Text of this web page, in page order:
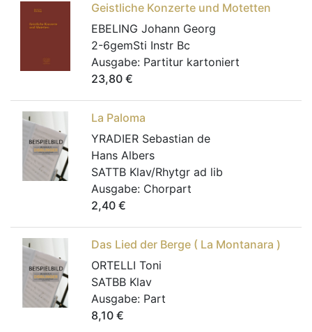
Geistliche Konzerte und Motetten
EBELING Johann Georg
2-6gemSti Instr Bc
Ausgabe: Partitur kartoniert
23,80 €
La Paloma
YRADIER Sebastian de
Hans Albers
SATTB Klav/Rhytgr ad lib
Ausgabe: Chorpart
2,40 €
Das Lied der Berge ( La Montanara )
ORTELLI Toni
SATBB Klav
Ausgabe: Part
8,10 €